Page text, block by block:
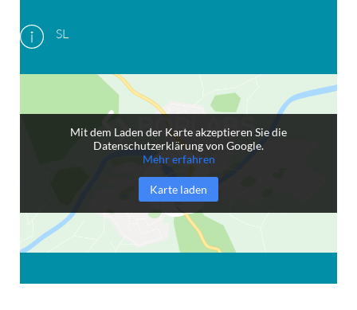
SL
Mit dem Laden der Karte akzeptieren Sie die
Datenschutzerklärung von Google.
Mehr erfahren
Karte laden